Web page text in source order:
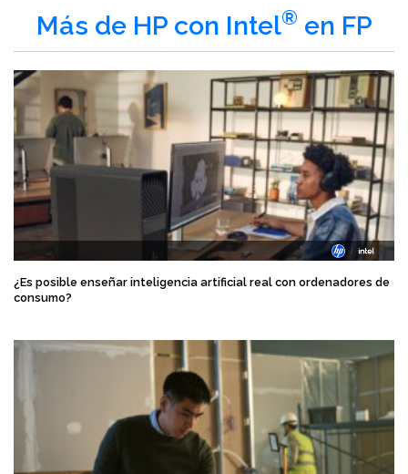
Más de HP con Intel® en FP
¿Es posible enseñar inteligencia artificial real con ordenadores de
consumo?